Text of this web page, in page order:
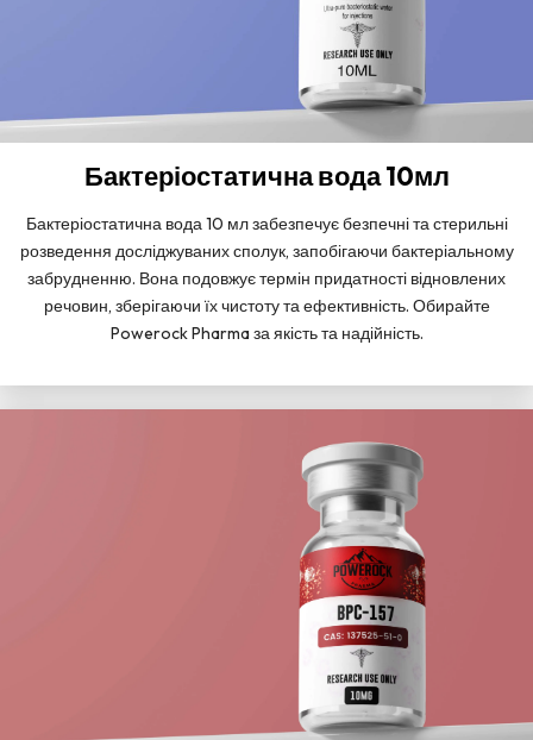
Бактеріостатична вода 10мл
Бактеріостатична вода 10 мл забезпечує безпечні та стерильні
розведення досліджуваних сполук, запобігаючи бактеріальному
забрудненню. Вона подовжує термін придатності відновлених
речовин, зберігаючи їх чистоту та ефективність. Обирайте
Powerock Pharma за якість та надійність.